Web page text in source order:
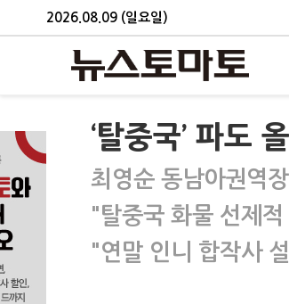
2026.08.09 (일요일)
‘탈중국’ 파도
최영순 동남아권역
"탈중국 화물 선제
"연말 인니 합작사